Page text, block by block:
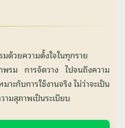
มด้วยความตั้งใจในทุกราย
พรม การจัดวาง ไปจนถึงความ
าะกับการใช้งานจริง ไม่ว่าจะเป็น
ามสุภาพเป็นระเบียบ